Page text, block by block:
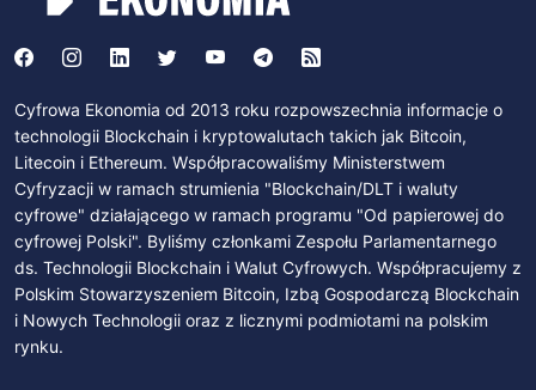
Cyfrowa Ekonomia od 2013 roku rozpowszechnia informacje o
technologii Blockchain i kryptowalutach takich jak Bitcoin,
Litecoin i Ethereum. Współpracowaliśmy Ministerstwem
Cyfryzacji w ramach strumienia "Blockchain/DLT i waluty
cyfrowe" działającego w ramach programu "Od papierowej do
cyfrowej Polski". Byliśmy członkami Zespołu Parlamentarnego
ds. Technologii Blockchain i Walut Cyfrowych. Współpracujemy z
Polskim Stowarzyszeniem Bitcoin, Izbą Gospodarczą Blockchain
i Nowych Technologii oraz z licznymi podmiotami na polskim
rynku.